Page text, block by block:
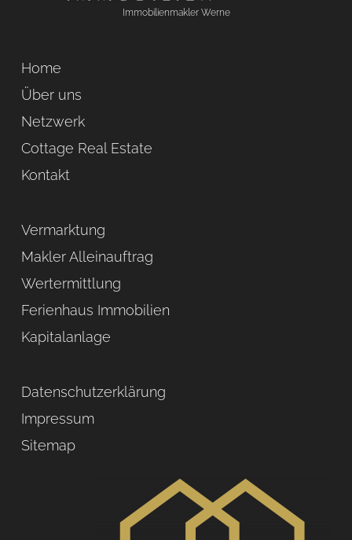
Immobilienmakler Werne
Home
Über uns
Netzwerk
Cottage Real Estate
Kontakt
Vermarktung
Makler Alleinauftrag
Wertermittlung
Ferienhaus Immobilien
Kapitalanlage
Datenschutzerklärung
Impressum
Sitemap